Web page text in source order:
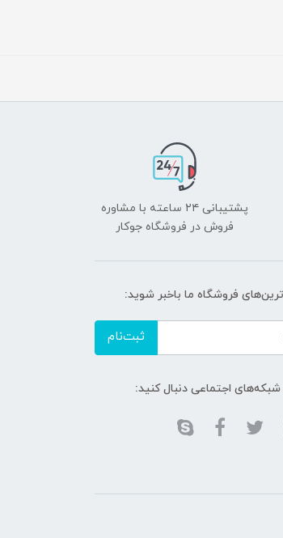
پشتیبانی ۲۴ ساعته با مشاوره
فروش در فروشگاه جوکار
فروشگاه ما باخبر شوید:
ثبت‌نام
شبکه‌های اجتماعی دنبال کنید: